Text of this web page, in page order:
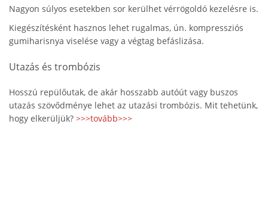
Nagyon súlyos esetekben sor kerülhet vérrögoldó kezelésre is.
Kiegészítésként hasznos lehet rugalmas, ún. kompressziós
gumiharisnya viselése vagy a végtag befáslizása.
Utazás és trombózis
Hosszú repülőutak, de akár hosszabb autóút vagy buszos
utazás szövődménye lehet az utazási trombózis. Mit tehetünk,
hogy elkerüljük? >>>tovább>>>